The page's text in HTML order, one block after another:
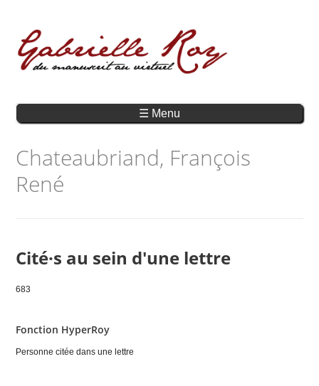
☰ Menu
Chateaubriand, François
René
Cité·s au sein d'une lettre
683
Fonction HyperRoy
Personne citée dans une lettre